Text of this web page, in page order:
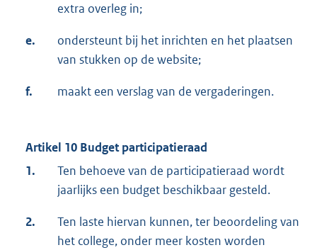
extra overleg in;
e.
ondersteunt bij het inrichten en het plaatsen
van stukken op de website;
f. maakt een verslag van de vergaderingen.
Artikel 10 Budget participatieraad
1.
Ten behoeve van de participatieraad wordt
jaarlijks een budget beschikbaar gesteld.
2.
Ten laste hiervan kunnen, ter beoordeling van
het college, onder meer kosten worden